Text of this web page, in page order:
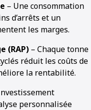
– Une consommation
d’arrêts et un
les marges.
(RAP) – Chaque tonne
réduit les coûts de
la rentabilité.
personnalisée